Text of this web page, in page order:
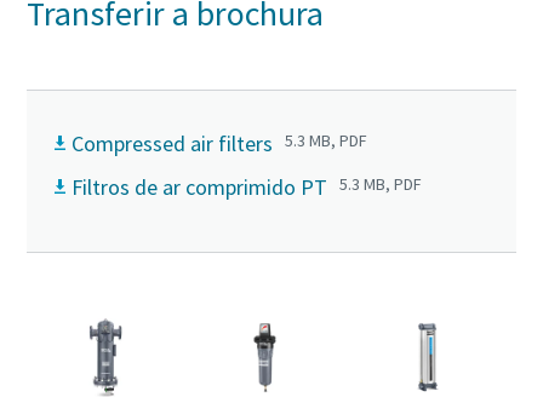
Transferir a brochura
Compressed air filters 5.3 MB, PDF
Filtros de ar comprimido PT 5.3 MB, PDF